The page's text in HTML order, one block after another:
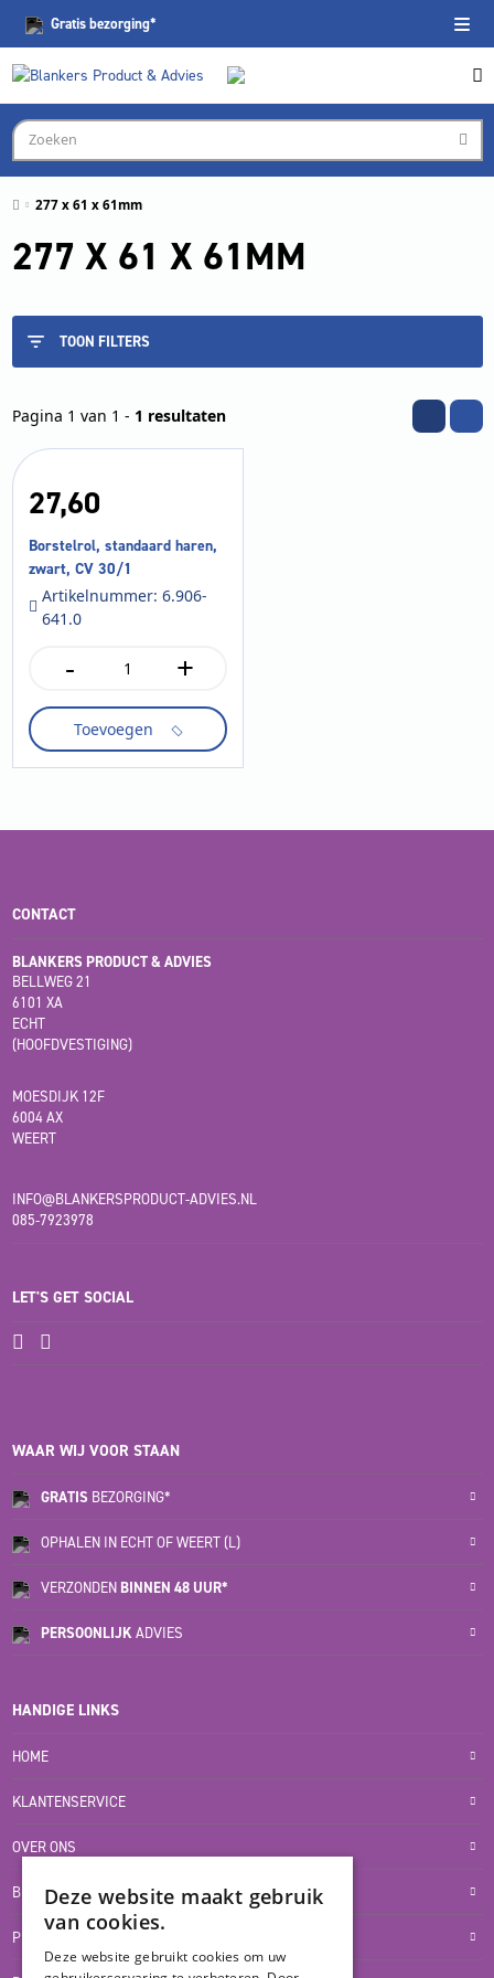
Gratisbezorging*
277 x 61 x 61mm
277 X 61 X 61MM
TOON FILTERS
Pagina 1 van 1 - 1 resultaten
27,60
Borstelrol, standaard haren,
zwart, CV 30/1
Artikelnummer: 6.906-
641.0
-
Borstelrol,
haren,
zwart,
CV
30/1
+
Toevoegen
CONTACT
BLANKERS PRODUCT & ADVIES
BELLWEG 21
6101 XA
ECHT
(HOOFDVESTIGING)
MOESDIJK 12F
6004 AX
WEERT
INFO@BLANKERSPRODUCT-ADVIES.NL
085-7923978
LET'S GET SOCIAL
WAAR WIJ VOOR STAAN
GRATIS BEZORGING*
OPHALEN IN ECHT OF WEERT (L)
VERZONDEN BINNEN 48 UUR*
PERSOONLIJKADVIES
HANDIGE LINKS
HOME
KLANTENSERVICE
OVER ONS
BLOG
PRIVACYVERKLARING
Deze website maakt gebruik
van cookies.
Deze website gebruikt cookies om uw